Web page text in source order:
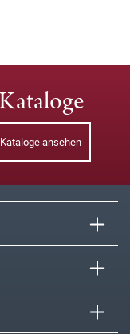
Kataloge ansehen